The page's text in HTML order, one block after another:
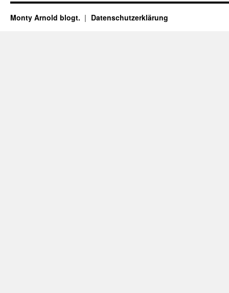
Monty Arnold blogt. Datenschutz­erklärung